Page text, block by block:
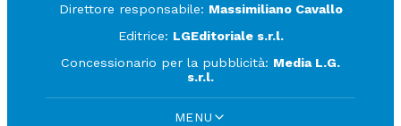
Direttore responsabile: Massimiliano Cavallo
Editrice: LGEditoriale s.r.l.
Concessionario per la pubblicità: Media L.G.
s.r.l.
MENU